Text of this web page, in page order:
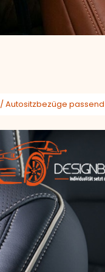
/ Autositzbezüge passend